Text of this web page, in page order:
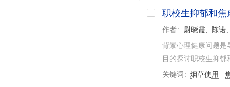
职校生抑郁和
作者 尉晓霞 陈诺
背景心理健康问题是
目的探讨职校生抑
关键词 烟草使用